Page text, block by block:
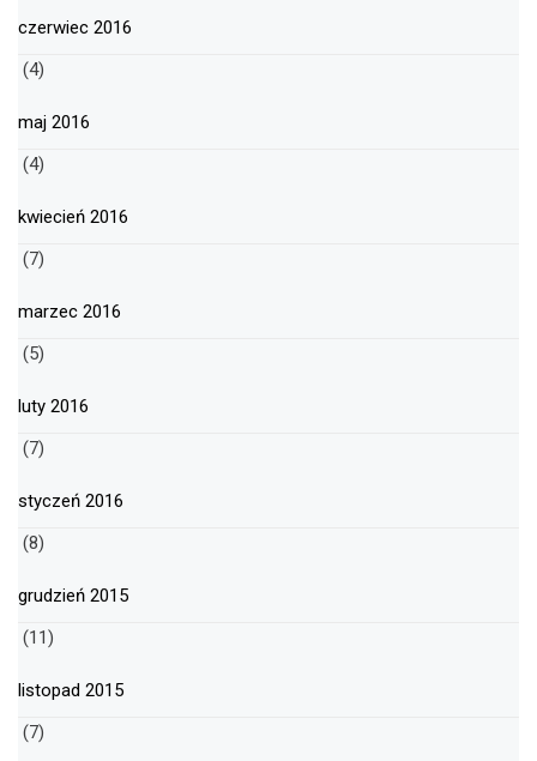
czerwiec 2016
(4)
maj 2016
(4)
kwiecień 2016
(7)
marzec 2016
(5)
luty 2016
(7)
styczeń 2016
(8)
grudzień 2015
(11)
listopad 2015
(7)